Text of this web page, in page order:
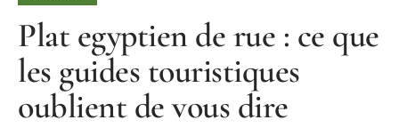
Plat egyptien de rue : ce que
les guides touristiques
oublient de vous dire